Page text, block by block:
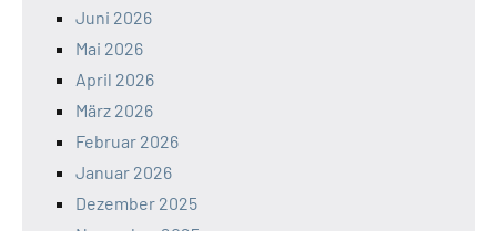
Juni 2026
Mai 2026
April 2026
März 2026
Februar 2026
Januar 2026
Dezember 2025